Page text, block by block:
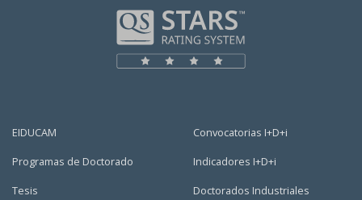
EIDUCAM
Programas de Doctorado
Tesis
Convocatorias I+D+i
Indicadores I+D+i
Doctorados Industriales